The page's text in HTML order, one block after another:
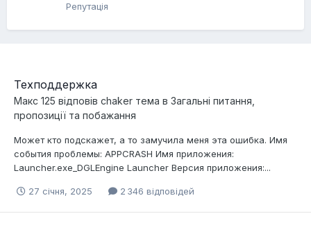
Репутація
Техподдержка
Макс 125 відповів chaker тема в Загальні питання,
пропозиції та побажання
Может кто подскажет, а то замучила меня эта ошибка. Имя
события проблемы: APPCRASH Имя приложения:
Launcher.exe_DGLEngine Launcher Версия приложения:...
27 січня, 2025 2 346 відповідей